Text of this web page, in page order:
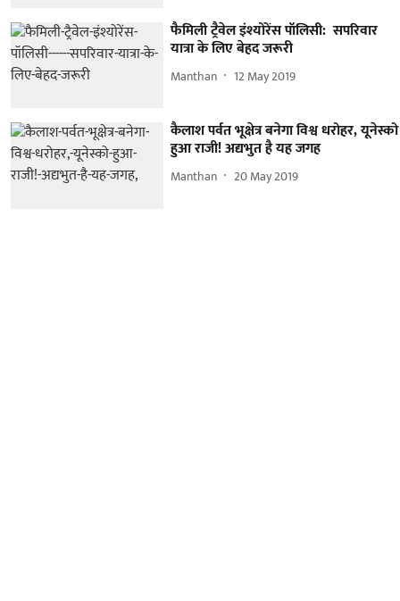
फैमिली ट्रैवेल इंश्योरेंस पॉलिसी: सपरिवार
यात्रा के लिए बेहद जरूरी
Manthan 12 May 2019
कैलाश पर्वत भूक्षेत्र बनेगा विश्व धरोहर, यूनेस्को
हुआ राजी! अद्यभुत है यह जगह
Manthan 20 May 2019